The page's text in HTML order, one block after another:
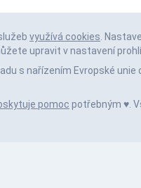
využívá cookies.
upravit v nastavení
s nařízením Evropské unie
pomoc potřebným ♥️.